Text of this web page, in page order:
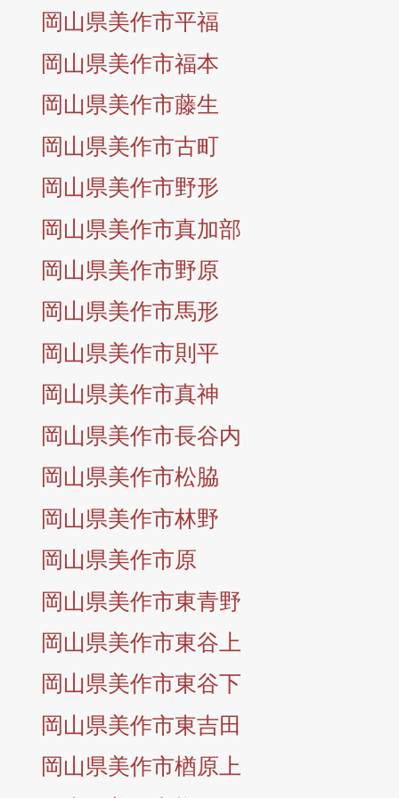
岡山県美作市平福
岡山県美作市福本
岡山県美作市藤生
岡山県美作市古町
岡山県美作市野形
岡山県美作市真加部
岡山県美作市野原
岡山県美作市馬形
岡山県美作市則平
岡山県美作市真神
岡山県美作市長谷内
岡山県美作市松脇
岡山県美作市林野
岡山県美作市原
岡山県美作市東青野
岡山県美作市東谷上
岡山県美作市東谷下
岡山県美作市東吉田
岡山県美作市楢原上